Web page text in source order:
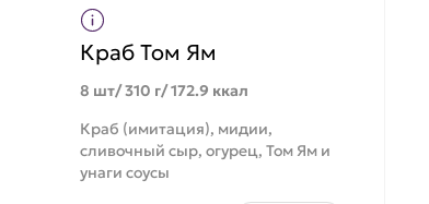
Краб Том Ям
8 шт/ 310 г/ 172.9 ккал
Краб (имитация), мидии,
сливочный сыр, огурец, Том Ям и
унаги соусы